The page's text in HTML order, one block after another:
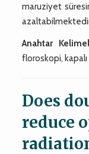
maruziyet
Anahtar
floroskopi,
Does
reduce